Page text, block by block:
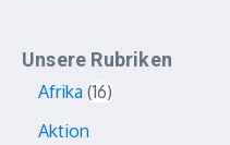
Unsere Rubriken
Afrika 16
Aktion